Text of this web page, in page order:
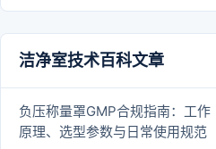
洁净室技术百科文章
负压称量罩GMP合规指南：工作
原理、选型参数与日常使用规范